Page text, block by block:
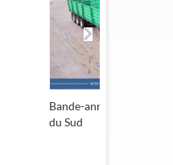
de l'Afrique